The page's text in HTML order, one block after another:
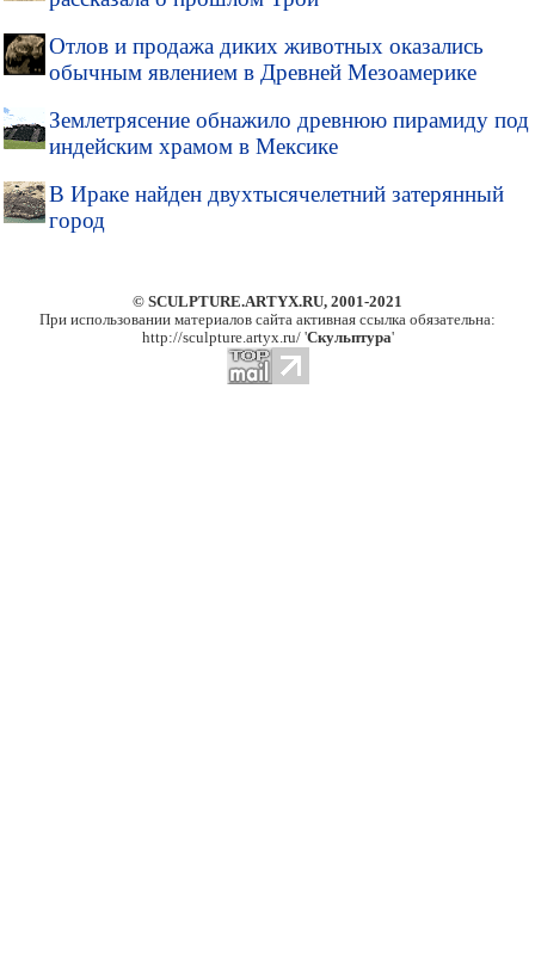
Отлов и продажа диких животных оказались
обычным явлением в Древней Мезоамерике
Землетрясение обнажило древнюю пирамиду под
индейским храмом в Мексике
В Ираке найден двухтысячелетний затерянный
город
© SCULPTURE.ARTYX.RU, 2001-2021
При использовании материалов сайта активная ссылка обязательна:
http://sculpture.artyx.ru/ 'Скульптура'